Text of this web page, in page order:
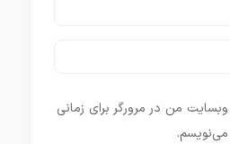
من در مرورگر برای زمانی
می‌نویسم.